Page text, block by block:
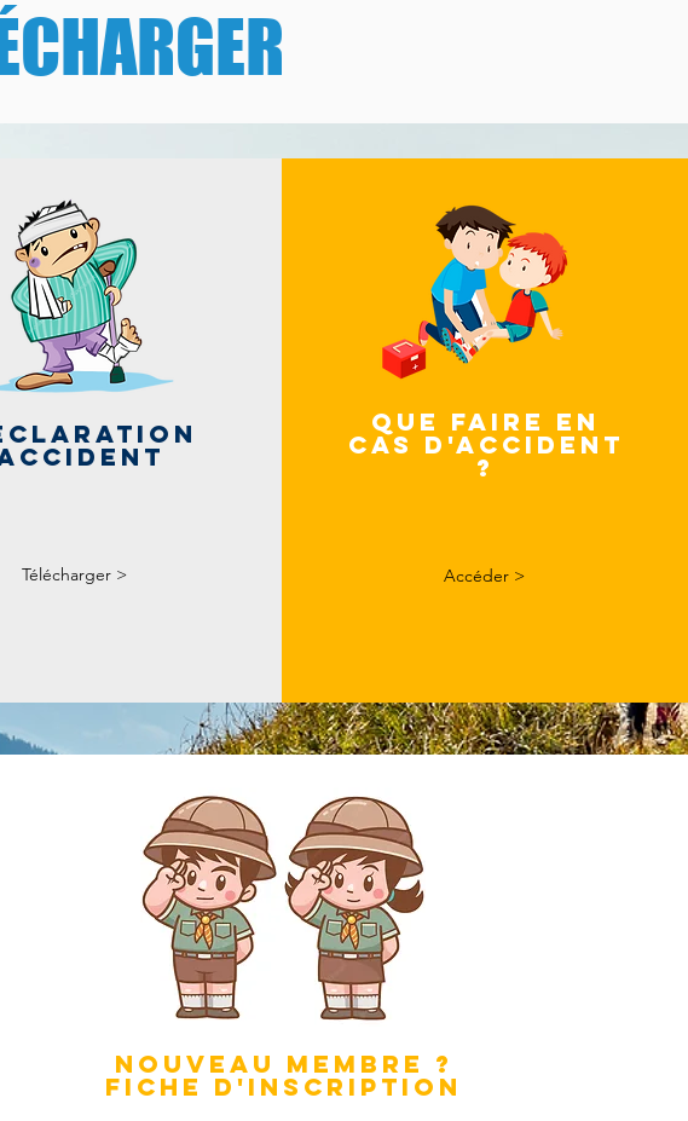
Télécharger >
Que faire en
cas d'accident
?
Accéder >
Nouveau membre ?
Fiche d'inscription